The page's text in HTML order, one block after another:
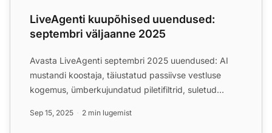
LiveAgenti kuupõhised uuendused:
septembri väljaanne 2025
Avasta LiveAgenti septembri 2025 uuendused: AI
mustandi koostaja, täiustatud passiivse vestluse
kogemus, ümberkujundatud piletifiltrid, suletud
Sep 15, 2025 2 min lugemist